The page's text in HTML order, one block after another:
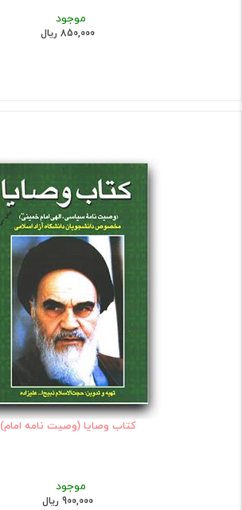
موجود
850,000 ریال
کتاب وصایا (وصیت نامه امام)
موجود
900,000 ریال